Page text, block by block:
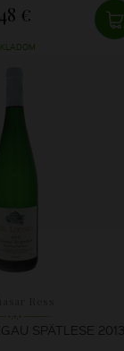
48 €
SPÄTLESE 2013